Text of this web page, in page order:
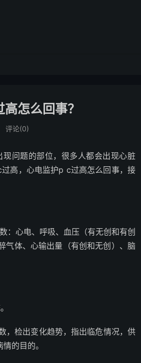
怎么回事？
评论(0)
问题的部位，很多人都会出现心脏
高，心电监护p c过高怎么回事，接
：心电、呼吸、血压（有无创和有创
气体、心输出量（有创和无创）、脑
，检出变化趋势，指出临危情况，供
的目的。